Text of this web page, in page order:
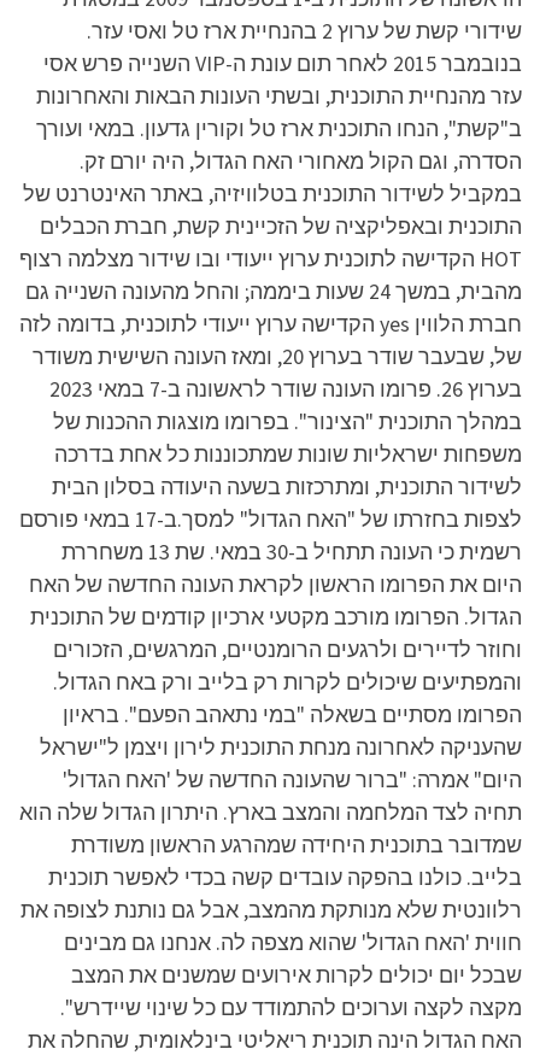
שידורי קשת של ערוץ 2 בהנחיית ארז טל ואסי עזר.
בנובמבר 2015 לאחר תום עונת ה-VIP השנייה פרש אסי
עזר מהנחיית התוכנית, ובשתי העונות הבאות והאחרונות
ב"קשת", הנחו התוכנית ארז טל וקורין גדעון. במאי ועורך
הסדרה, וגם הקול מאחורי האח הגדול, היה יורם זק.
במקביל לשידור התוכנית בטלוויזיה, באתר האינטרנט של
התוכנית ובאפליקציה של הזכיינית קשת, חברת הכבלים
HOT הקדישה לתוכנית ערוץ ייעודי ובו שידור מצלמה רצוף
מהבית, במשך 24 שעות ביממה; והחל מהעונה השנייה גם
חברת הלווין yes הקדישה ערוץ ייעודי לתוכנית, בדומה לזה
של, שבעבר שודר בערוץ 20, ומאז העונה השישית משודר
בערוץ 26. פרומו העונה שודר לראשונה ב-7 במאי 2023
במהלך התוכנית "הצינור". בפרומו מוצגות ההכנות של
משפחות ישראליות שונות שמתכוננות כל אחת בדרכה
לשידור התוכנית, ומתרכזות בשעה היעודה בסלון הבית
לצפות בחזרתו של "האח הגדול" למסך.ב-17 במאי פורסם
רשמית כי העונה תתחיל ב-30 במאי. שת 13 משחררת
היום את הפרומו הראשון לקראת העונה החדשה של האח
הגדול. הפרומו מורכב מקטעי ארכיון קודמים של התוכנית
וחוזר לדיירים ולרגעים הרומנטיים, המרגשים, הזכורים
והמפתיעים שיכולים לקרות רק בלייב ורק באח הגדול.
הפרומו מסתיים בשאלה "במי נתאהב הפעם". בראיון
שהעניקה לאחרונה מנחת התוכנית לירון ויצמן ל"ישראל
היום" אמרה: "ברור שהעונה החדשה של 'האח הגדול'
תחיה לצד המלחמה והמצב בארץ. היתרון הגדול שלה הוא
שמדובר בתוכנית היחידה שמהרגע הראשון משודרת
בלייב. כולנו בהפקה עובדים קשה בכדי לאפשר תוכנית
רלוונטית שלא מנותקת מהמצב, אבל גם נותנת לצופה את
חווית 'האח הגדול' שהוא מצפה לה. אנחנו גם מבינים
שבכל יום יכולים לקרות אירועים שמשנים את המצב
מקצה לקצה וערוכים להתמודד עם כל שינוי שיידרש".
האח הגדול הינה תוכנית ריאליטי בינלאומית, שהחלה את